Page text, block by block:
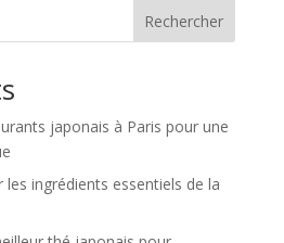
Rechercher
japonais à Paris pour une
ingrédients essentiels de la